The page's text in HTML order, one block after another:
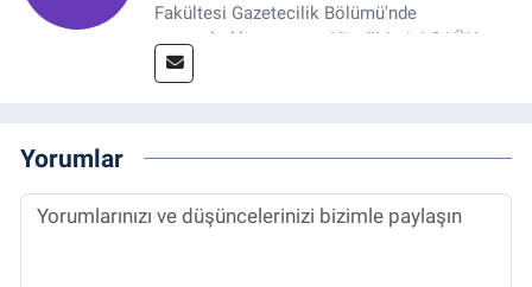
Fakültesi Gazetecilik Bölümü'nde
tamamladıktan sonra, YL eğitimini GAÜN
Sosyal Bilimler Enstitüsü'nde İletişim ve T. D.
Spor, Sağlık ve Ekonomi Editörü olarak
sürdürmektedir.
Yorumlar